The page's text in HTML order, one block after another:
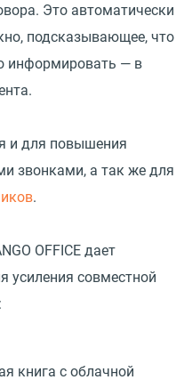
Это автоматически
подсказывающее, что
информировать — в
и для повышения
звонками, а так же для
.
OFFICE дает
усиления совместной
книга с облачной